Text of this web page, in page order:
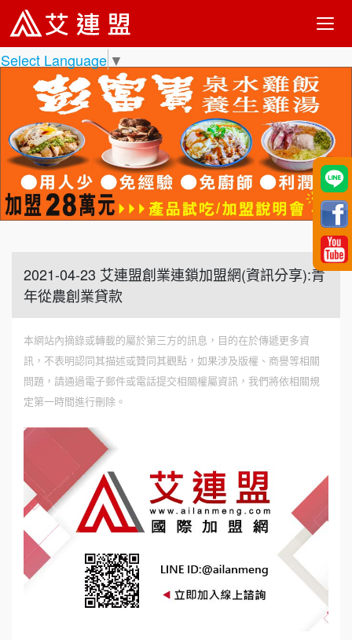
Select Language ▼
2021-04-23 艾連盟創業連鎖加盟網(資訊分享):青
年從農創業貸款
本網站內摘錄或轉載的屬於第三方的訊息，目的在於傳遞更多資
訊，不表明認同其描述或贊同其觀點，如果涉及版權、商譽等相關
問題，請通過電子郵件或電話提交相關權屬資訊，我們將依相關規
定第一時間進行刪除。